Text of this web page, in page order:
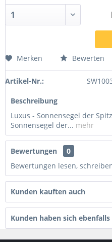
Merken Bewerten
Artikel-Nr.:
Beschreibung
Luxus - Sonnensegel der
Sonnensegel der... mehr
Bewertungen
0
Bewertungen lesen,
Kunden kauften auch
Kunden haben sich ebenfalls